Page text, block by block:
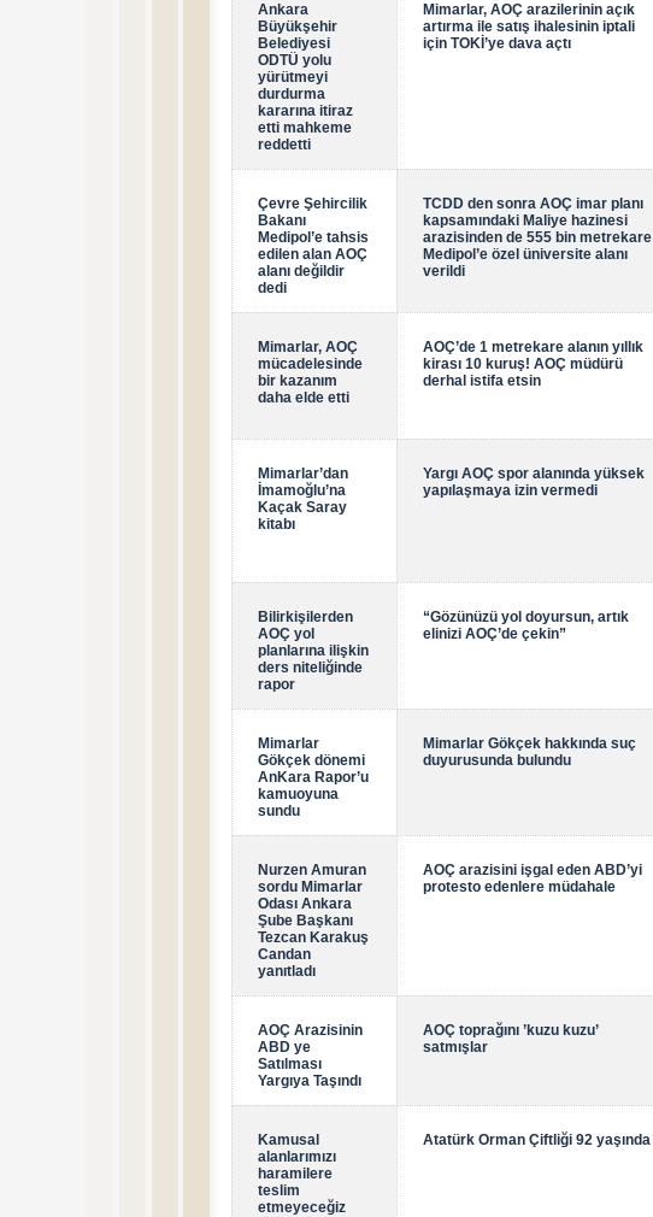
Ankara
Büyükşehir
Belediyesi
ODTÜ yolu
yürütmeyi
durdurma
kararına itiraz
etti mahkeme
reddetti
Mimarlar, AOÇ arazilerinin açık
artırma ile satış ihalesinin iptali
için TOKİ’ye dava açtı
Çevre Şehircilik
Bakanı
Medipol’e tahsis
edilen alan AOÇ
alanı değildir
dedi
TCDD den sonra AOÇ imar planı
kapsamındaki Maliye hazinesi
arazisinden de 555 bin metrekare
Medipol’e özel üniversite alanı
verildi
Mimarlar, AOÇ
mücadelesinde
bir kazanım
daha elde etti
AOÇ’de 1 metrekare alanın yıllık
kirası 10 kuruş! AOÇ müdürü
derhal istifa etsin
Mimarlar’dan
İmamoğlu’na
Kaçak Saray
kitabı
Yargı AOÇ spor alanında yüksek
yapılaşmaya izin vermedi
Bilirkişilerden
AOÇ yol
planlarına ilişkin
ders niteliğinde
rapor
“Gözünüzü yol doyursun, artık
elinizi AOÇ’de çekin”
Mimarlar
Gökçek dönemi
AnKara Rapor’u
kamuoyuna
sundu
Mimarlar Gökçek hakkında suç
duyurusunda bulundu
Nurzen Amuran
sordu Mimarlar
Odası Ankara
Şube Başkanı
Tezcan Karakuş
Candan
yanıtladı
AOÇ arazisini işgal eden ABD’yi
protesto edenlere müdahale
AOÇ Arazisinin
ABD ye
Satılması
Yargıya Taşındı
AOÇ toprağını ’kuzu kuzu’
satmışlar
Kamusal
alanlarımızı
haramilere
teslim
etmeyeceğiz
Atatürk Orman Çiftliği 92 yaşında